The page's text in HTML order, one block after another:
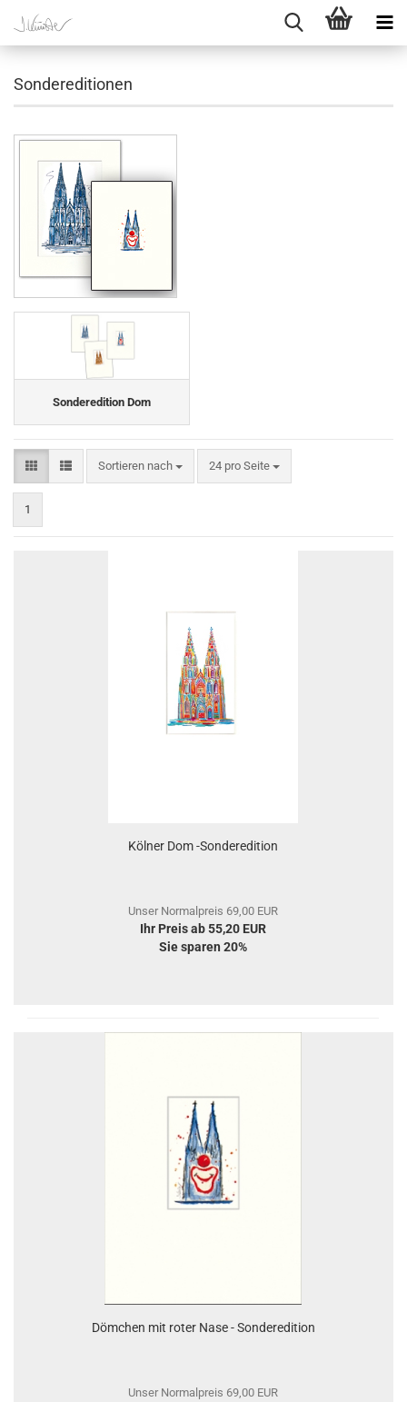
Sondereditionen
Sonderedition Dom
Sortieren nach
Sortieren nach 24 pro Seite
pro Seite
1
Kölner Dom -Sonderedition
Unser Normalpreis 69,00 EUR
Ihr Preis ab 55,20 EUR
Sie sparen 20%
Dömchen mit roter Nase - Sonderedition
Unser Normalpreis 69,00 EUR